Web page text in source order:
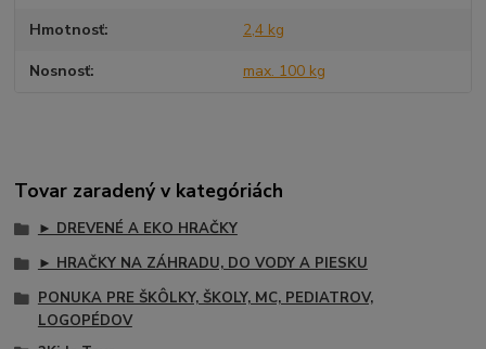
Hmotnosť 2,4 kg
Nosnosť max. 100 kg
Tovar zaradený v kategóriách
► DREVENÉ A EKO HRAČKY
► HRAČKY NA ZÁHRADU, DO VODY A PIESKU
PONUKA PRE ŠKÔLKY, ŠKOLY, MC, PEDIATROV,
LOGOPÉDOV